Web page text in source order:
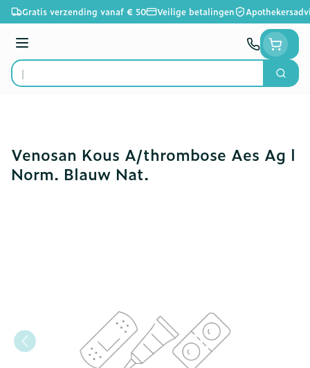
Ga naar de inhoud
Gratis verzending vanaf € 50 Veilige betalingen
Menu
Product, merk, categorie...
Zoek
Venosan Kous A/thrombose Aes Ag l
Norm. Blauw Nat.